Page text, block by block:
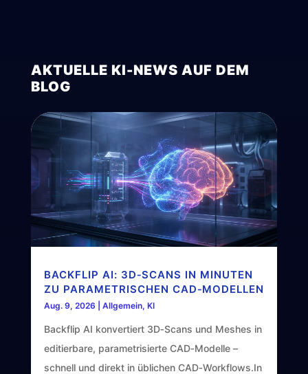
AKTUELLE KI-NEWS AUF DEM
BLOG
BACKFLIP AI: 3D‑SCANS IN MINUTEN
ZU PARAMETRISCHEN CAD‑MODELLEN
Aug. 9, 2026 Allgemein, KI
Backflip AI konvertiert 3D‑Scans und Meshes in
editierbare, parametrisierte CAD‑Modelle –
schnell und direkt in üblichen CAD‑Workflows.In